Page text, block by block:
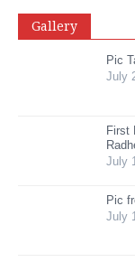
Gallery
Pic
July
First
July
Pic
July